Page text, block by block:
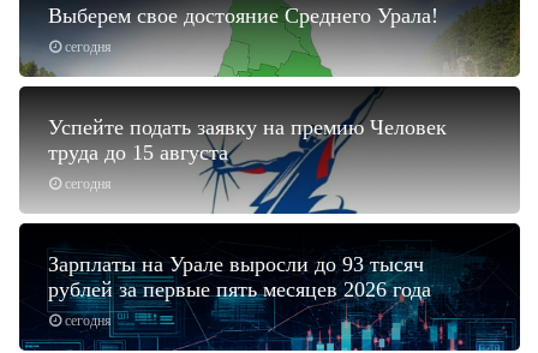
сегодня
Выберем свое достояние Среднего Урала!
сегодня
Успейте подать заявку на премию Человек
труда до 15 августа
сегодня
Зарплаты на Урале выросли до 93 тысяч
рублей за первые пять месяцев 2026 года